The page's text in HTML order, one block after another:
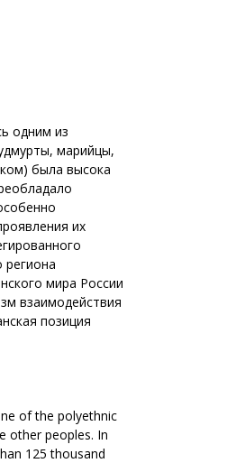
одним из
марийцы,
была высока
их
региона
мира России
взаимодействия
позиция
of the polyethnic
other peoples. In
125 thousand